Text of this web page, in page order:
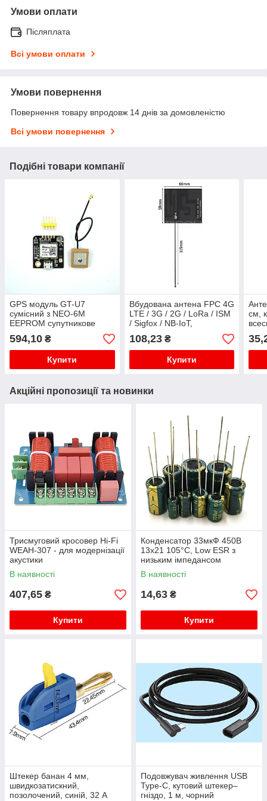
Умови оплати
Післяплата
Всі умови оплати
Умови повернення
Повернення товару впродовж 14 днів за домовленістю
Всі умови повернення
Подібні товари компанії
GPS модуль GT-U7
сумісний з NEO-6M
EEPROM супутникове
позиціювання
594,10 ₴
Купити
Вбудована антена FPC 4G
LTE / 3G / 2G / LoRa / ISM
/ Sigfox / NB-IoT,
підсилення 6 dBi
108,23₴
Купити
см,
Акційні пропозиції та новинки
Трисмуговий кросовер Hi-Fi
WEAH-307 - для модернізації
акустики
В наявності
407,65 ₴
Купити
Конденсатор 33мкФ 450В
13x21 105°C, Low ESR з
низьким імпедансом
В наявності
14,63 ₴
Купити
Штекер банан 4 мм,
швидкозатискний,
позолочений, синій, 32 А
Подовжувач живлення USB
Type-C, кутовий штекер–
гніздо, 1 м, чорний